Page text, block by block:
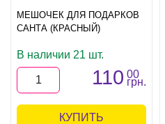
МЕШОЧЕК ДЛЯ ПОДАРКОВ
САНТА (КРАСНЫЙ)
В наличии 21 шт.
110 00
грн.
КУПИТЬ